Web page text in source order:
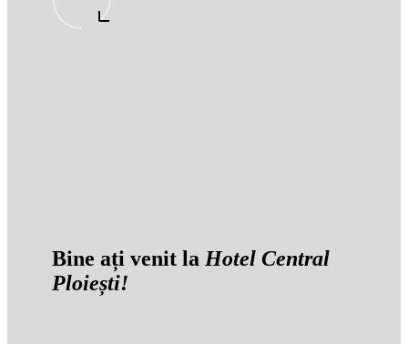
Bine ați venit la Hotel Central
Ploiești!